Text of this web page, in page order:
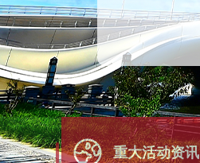
重大活动资讯